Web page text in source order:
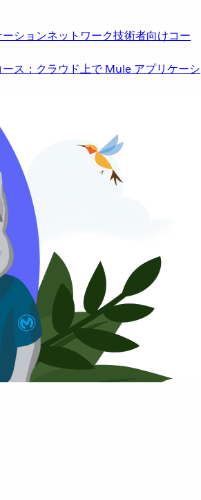
ションネットワーク技術者向けコー
ス：クラウド上で Mule アプリケーシ